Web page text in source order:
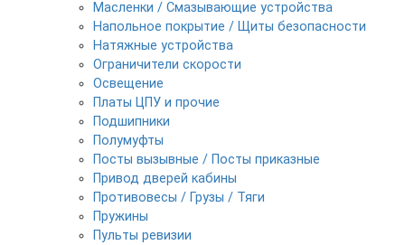
Масленки / Смазывающие устройства
Напольное покрытие / Щиты безопасности
Натяжные устройства
Ограничители скорости
Освещение
Платы ЦПУ и прочие
Подшипники
Полумуфты
Посты вызывные / Посты приказные
Привод дверей кабины
Противовесы / Грузы / Тяги
Пружины
Пульты ревизии